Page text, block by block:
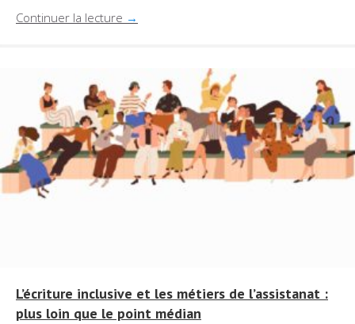
Continuer la lecture →
L’écriture inclusive et les métiers de l’assistanat :
plus loin que le point médian